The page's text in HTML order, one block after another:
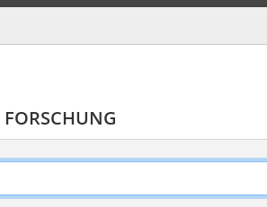
FORSCHUNG